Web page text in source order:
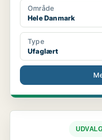
Område
Hele Danmark
Type
Ufaglært